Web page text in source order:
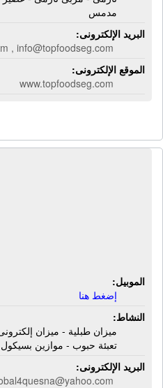
مدمس
البريد الإلكترونى:
, info@topfoodseg.com
الموقع الإلكترونى:
www.topfoodseg.com
الموبيل:
إضغط هنا
النشاط:
ميزان طبلية - ميزان
تعبئة حبوب - موازين
البريد الإلكترونى: